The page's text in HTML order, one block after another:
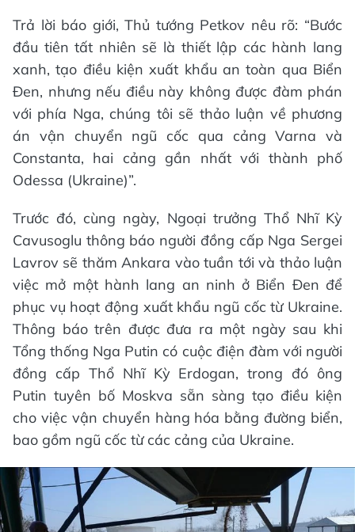
Trả lời báo giới, Thủ tướng Petkov nêu rõ: “Bước
đầu tiên tất nhiên sẽ là thiết lập các hành lang
xanh, tạo điều kiện xuất khẩu an toàn qua Biển
Đen, nhưng nếu điều này không được đàm phán
với phía Nga, chúng tôi sẽ thảo luận về phương
án vận chuyển ngũ cốc qua cảng Varna và
Constanta, hai cảng gần nhất với thành phố
Odessa (Ukraine)”.
Trước đó, cùng ngày, Ngoại trưởng Thổ Nhĩ Kỳ
Cavusoglu thông báo người đồng cấp Nga Sergei
Lavrov sẽ thăm Ankara vào tuần tới và thảo luận
việc mở một hành lang an ninh ở Biển Đen để
phục vụ hoạt động xuất khẩu ngũ cốc từ Ukraine.
Thông báo trên được đưa ra một ngày sau khi
Tổng thống Nga Putin có cuộc điện đàm với người
đồng cấp Thổ Nhĩ Kỳ Erdogan, trong đó ông
Putin tuyên bố Moskva sẵn sàng tạo điều kiện
cho việc vận chuyển hàng hóa bằng đường biển,
bao gồm ngũ cốc từ các cảng của Ukraine.